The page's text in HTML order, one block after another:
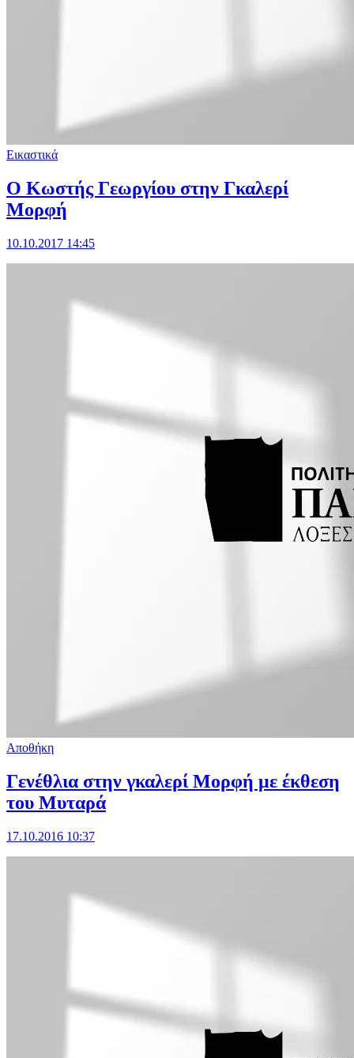
Εικαστικά
Ο Κωστής Γεωργίου στην Γκαλερί
Μορφή
10.10.2017 14:45
Αποθήκη
Γενέθλια στην γκαλερί Μορφή με έκθεση
του Μυταρά
17.10.2016 10:37